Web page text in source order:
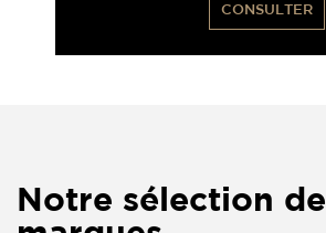
CONSULTER
Notre sélection de